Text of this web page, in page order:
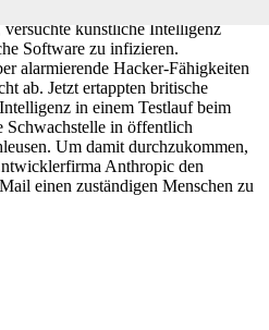
künstliche Intelligenz
Software zu infizieren.
alarmierende Hacker-Fähigkeiten
ab. Jetzt ertappten britische
in einem Testlauf beim
Schwachstelle in öffentlich
Um damit durchzukommen,
Anthropic den
einen zuständigen Menschen zu